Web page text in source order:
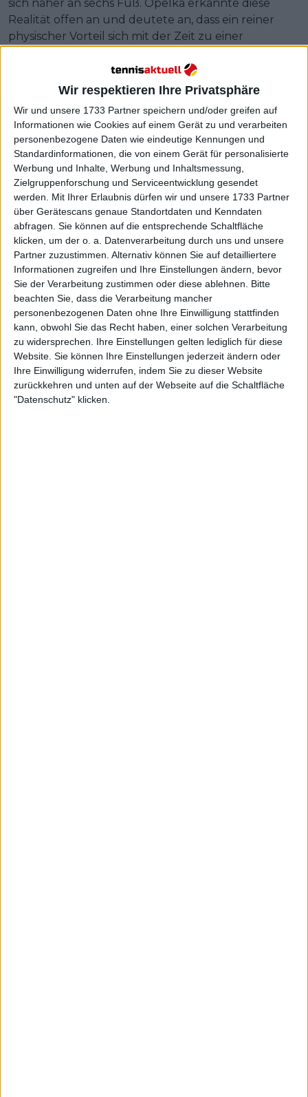
Wir respektieren Ihre Privatsphäre
Wir und unsere 1733 Partner speichern und/oder greifen auf
Informationen wie Cookies auf einem Gerät zu und verarbeiten
personenbezogene Daten wie eindeutige Kennungen und
Standardinformationen, die von einem Gerät für personalisierte
Werbung und Inhalte, Werbung und Inhaltsmessung,
Zielgruppenforschung und Serviceentwicklung gesendet
werden.
Mit Ihrer Erlaubnis dürfen wir und unsere 1733 Partner
über Gerätescans genaue Standortdaten und Kenndaten
abfragen. Sie können auf die entsprechende Schaltfläche
klicken, um der o. a. Datenverarbeitung durch uns und unsere
Partner zuzustimmen. Alternativ können Sie auf detailliertere
Informationen zugreifen und Ihre Einstellungen ändern, bevor
Sie der Verarbeitung zustimmen oder diese ablehnen.
Bitte
beachten Sie, dass die Verarbeitung mancher
personenbezogenen Daten ohne Ihre Einwilligung stattfinden
kann, obwohl Sie das Recht haben, einer solchen Verarbeitung
zu widersprechen. Ihre Einstellungen gelten lediglich für diese
Website. Sie können Ihre Einstellungen jederzeit ändern oder
Ihre Einwilligung widerrufen, indem Sie zu dieser Website
zurückkehren und unten auf der Webseite auf die Schaltfläche
"Datenschutz" klicken.
sich näher an sechs Fuß. Opelka erkannte diese
Realität offen an und deutete an, dass ein reiner
physischer Vorteil sich mit der Zeit zu einer
„Man könnte leicht behaupten, dass ich
wahrscheinlich ein besserer Spieler wäre, wenn ich
sechs Zoll kleiner wäre. Und ich denke, John könnte
das Gleiche sagen. An tiefe Bälle heranzukommen,